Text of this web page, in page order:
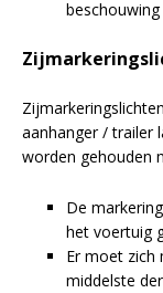
aanhanger / trailer
worden gehouden
De
het voertuig
Er moet zich
middelste
in je